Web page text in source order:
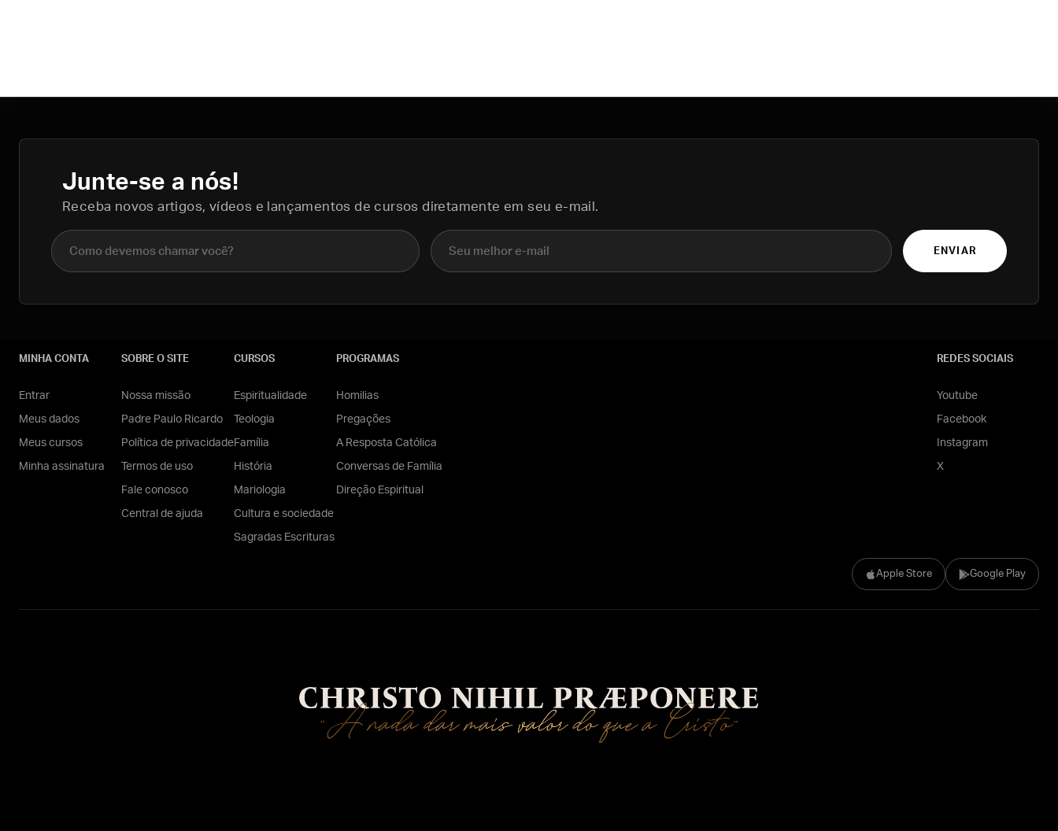
Junte-se a nós!
Receba novos artigos, vídeos e lançamentos de cursos diretamente em seu e-mail.
Nome completo E-mail
ENVIAR
Apple Store Google Play
MINHA CONTA
Entrar
Meus dados
Meus cursos
Minha assinatura
SOBRE O SITE
Nossa missão
Padre Paulo Ricardo
Política de privacidade
Termos de uso
Fale conosco
Central de ajuda
CURSOS
Espiritualidade
Teologia
Família
História
Mariologia
Cultura e sociedade
Sagradas Escrituras
PROGRAMAS
Homilias
Pregações
A Resposta Católica
Conversas de Família
Direção Espiritual
REDES SOCIAIS
Youtube
Facebook
Instagram
X